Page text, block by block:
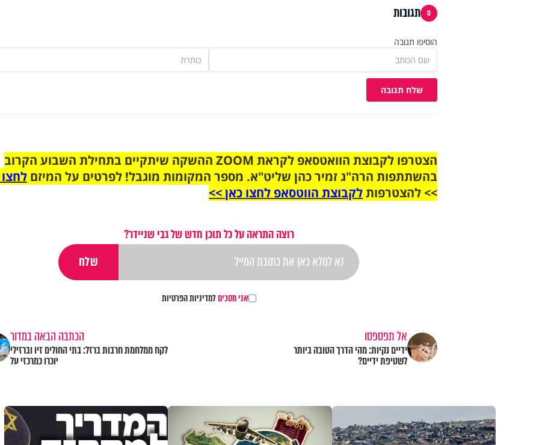
0 תגובות
הוסיפו תגובה
שלח תגובה
הצטרפו לקבוצת הוואטסאפ לקראת ZOOM ההשקה שיתקיים בתחילת השבוע הקרוב
בהשתתפות הרה"ג זמיר כהן שליט"א. מספר המקומות מוגבל! לפרטים על המיזם
>> להצטרפותלקבוצת הווטסאפ לחצו כאן >>
רוצה התראה על כל תוכן חדש של גבי שניידר?
אני מסכיםלמדיניות הפרטיות
אל תפספסו
ידיים נקיות: מהי הדרך הטובה ביותר
לשטיפת ידיים?
הכתבה הבאה במדור
לקח ממלחמת חרבות ברזל: בתי החולים זיו וברזילי
יוכרו כמרכזי על